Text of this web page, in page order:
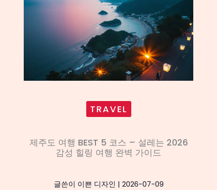
TRAVEL
제주도 여행 BEST 5 코스 – 설레는 2026
감성 힐링 여행 완벽 가이드
글쓴이 이쁜 디자인 | 2026-07-09